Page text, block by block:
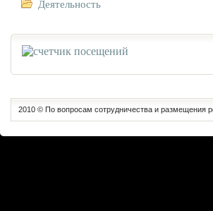
Деятельность
2010 © По вопросам сотрудничества и размещения